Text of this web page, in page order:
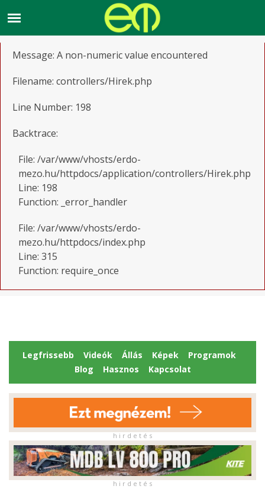
A PHP Error was encountered
Message: A non-numeric value encountered
Filename: controllers/Hirek.php
Line Number: 198
Backtrace:
File: /var/www/vhosts/erdo-
mezo.hu/httpdocs/application/controllers/Hirek.php
Line: 198
Function: _error_handler
File: /var/www/vhosts/erdo-
mezo.hu/httpdocs/index.php
Line: 315
Function: require_once
Legfrissebb Videók Állás Képek
Programok
Blog
Hasznos Kapcsolat
h i r d e t é s
h i r d e t é s